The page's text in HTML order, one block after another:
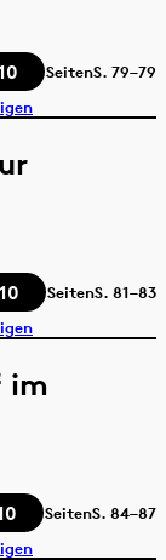
SeitenS. 79–79
SeitenS. 81–83
im
SeitenS. 84–87